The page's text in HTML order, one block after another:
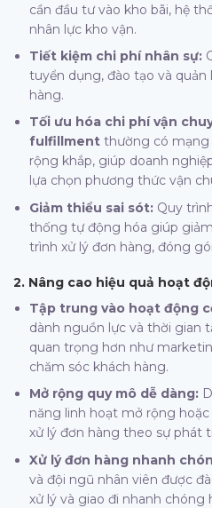
cần đầu tư vào kho bãi, hệ
nhân lực kho vận.
Tiết kiệm chi phí nhân sự:
tuyển dụng, đào tạo và
hàng.
Tối ưu hóa chi phí vận
fulfillment thường có mạng
rộng khắp, giúp doanh
lựa chọn phương thức vận
Giảm thiểu sai sót: Quy
thống tự động hóa giúp
trình xử lý đơn hàng, đóng
2. Nâng cao hiệu quả hoạt
Tập trung vào hoạt động
dành nguồn lực và thời gian
quan trọng hơn như
chăm sóc khách hàng.
Mở rộng quy mô dễ dàng:
năng linh hoạt mở rộng
xử lý đơn hàng theo sự phát
Xử lý đơn hàng nhanh
và đội ngũ nhân viên được
xử lý và giao đi nhanh chóng